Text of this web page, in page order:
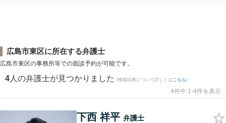
広島市東区に所在する弁護士
広島市東区の事務所等での面談予約が可能です。
4 人の弁護士が見つかりました (検索結果について詳しくは こちら)
4件中 1-4件を表示
下西 祥平 弁護士